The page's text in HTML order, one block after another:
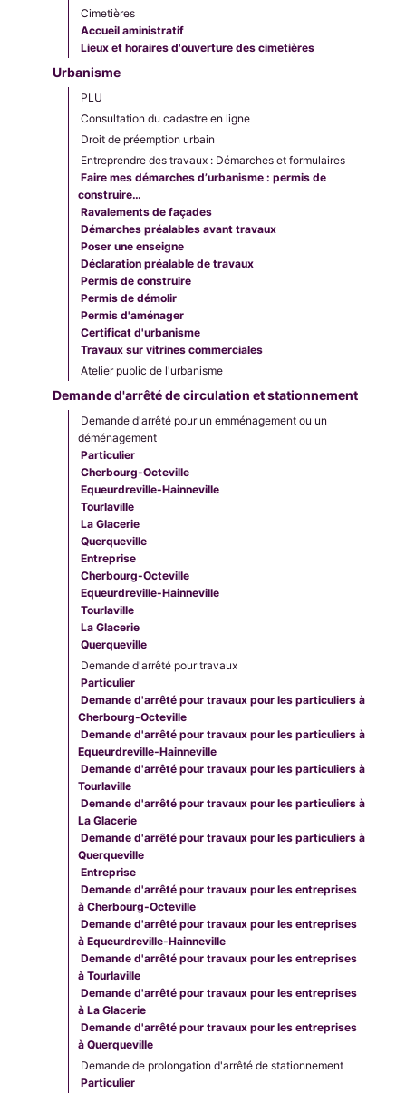
Cimetières
Accueil aministratif
Lieux et horaires d'ouverture des cimetières
Urbanisme
PLU
Consultation du cadastre en ligne
Droit de préemption urbain
Entreprendre des travaux : Démarches et formulaires
Faire mes démarches d’urbanisme : permis de
construire…
Ravalements de façades
Démarches préalables avant travaux
Poser une enseigne
Déclaration préalable de travaux
Permis de construire
Permis de démolir
Permis d'aménager
Certificat d'urbanisme
Travaux sur vitrines commerciales
Atelier public de l'urbanisme
Demande d'arrêté de circulation et stationnement
Demande d'arrêté pour un emménagement ou un
déménagement
Particulier
Cherbourg-Octeville
Equeurdreville-Hainneville
Tourlaville
La Glacerie
Querqueville
Entreprise
Cherbourg-Octeville
Equeurdreville-Hainneville
Tourlaville
La Glacerie
Querqueville
Demande d'arrêté pour travaux
Particulier
Demande d'arrêté pour travaux pour les particuliers à
Cherbourg-Octeville
Demande d'arrêté pour travaux pour les particuliers à
Equeurdreville-Hainneville
Demande d'arrêté pour travaux pour les particuliers à
Tourlaville
Demande d'arrêté pour travaux pour les particuliers à
La Glacerie
Demande d'arrêté pour travaux pour les particuliers à
Querqueville
Entreprise
Demande d'arrêté pour travaux pour les entreprises
à Cherbourg-Octeville
Demande d'arrêté pour travaux pour les entreprises
à Equeurdreville-Hainneville
Demande d'arrêté pour travaux pour les entreprises
à Tourlaville
Demande d'arrêté pour travaux pour les entreprises
à La Glacerie
Demande d'arrêté pour travaux pour les entreprises
à Querqueville
Demande de prolongation d'arrêté de stationnement
Particulier